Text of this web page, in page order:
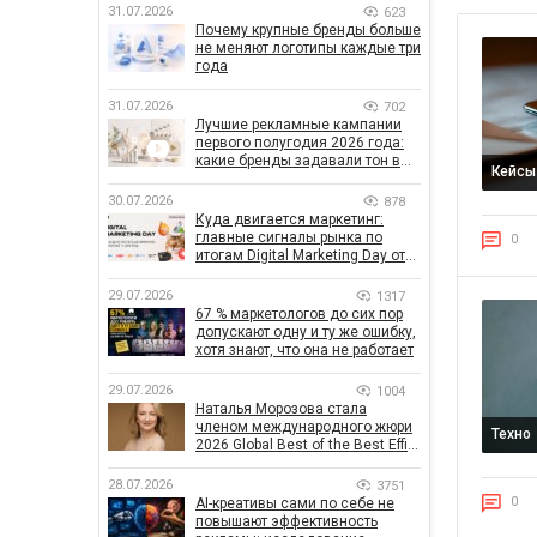
Кейсы
0
Техно
0
31.07.2026 623
Почему крупные бренды больше
не меняют логотипы каждые три
года
31.07.2026 702
Лучшие рекламные кампании
первого полугодия 2026 года:
какие бренды задавали тон в
30.07.2026 878
Куда двигается маркетинг:
главные сигналы рынка по
итогам Digital Marketing Day от
29.07.2026 1317
67 % маркетологов до сих пор
допускают одну и ту же ошибку,
хотя знают, что она не работает
29.07.2026 1004
Наталья Морозова стала
членом международного жюри
2026 Global Best of the Best Effie
28.07.2026 3751
AI-креативы сами по себе не
повышают эффективность